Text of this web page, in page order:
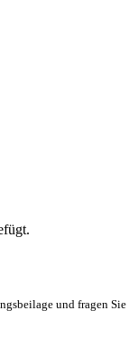
und fragen Sie